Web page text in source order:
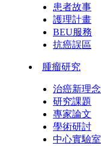
患者故事
護理計畫
BEU服務
抗癌誤區
腫瘤研究
治癌新理念
研究課題
專家論文
學術研討
中心實驗室